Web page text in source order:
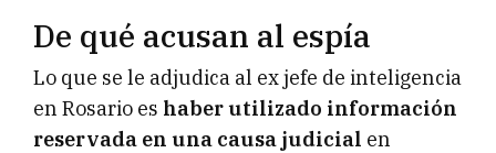
De qué acusan al espía
Lo que se le adjudica al ex jefe de inteligencia
en Rosario es haber utilizado información
reservada en una causa judicial en